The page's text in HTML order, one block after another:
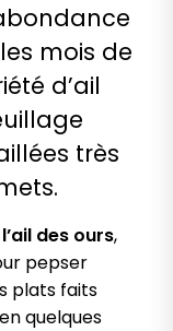
mois de
d’ail
très
des ours,
pepser
plats faits
quelques